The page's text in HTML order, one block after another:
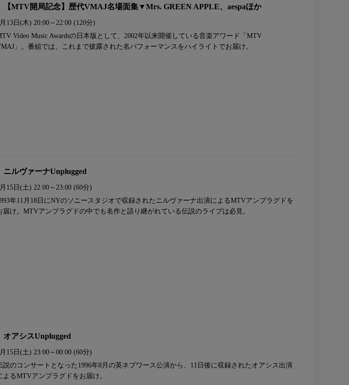
【MTV開局記念】歴代VMAJ名場面集▼Mrs. GREEN APPLE、aespaほか
13日(木) 20:00～22:00 (120分)
Video Music Awardsの日本版として、2002年以来開催している音楽アワード「MTV
」。番組では、これまで披露された名パフォーマンスをハイライトでお届け。
ニルヴァーナUnplugged
15日(土) 22:00～23:00 (60分)
年11月18日にNYのソニースタジオで収録されたニルヴァーナ出演によるMTVアンプラグドを
届け。MTVアンプラグドの中でも名作と語り継がれている伝説のライブは必見。
オアシスUnplugged
15日(土) 23:00～00:00 (60分)
説のコンサートとなった1996年8月の英ネブワース公演から、11日後に収録されたオアシス出演
よるMTVアンプラグドをお届け。